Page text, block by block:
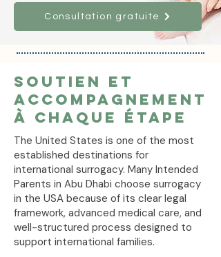
Consultation gratuite
Soutien et
accompagnement
à chaque étape
The United States is one of the most
established destinations for
international surrogacy. Many Intended
Parents in Abu Dhabi choose surrogacy
in the USA because of its clear legal
framework, advanced medical care, and
well-structured process designed to
support international families.